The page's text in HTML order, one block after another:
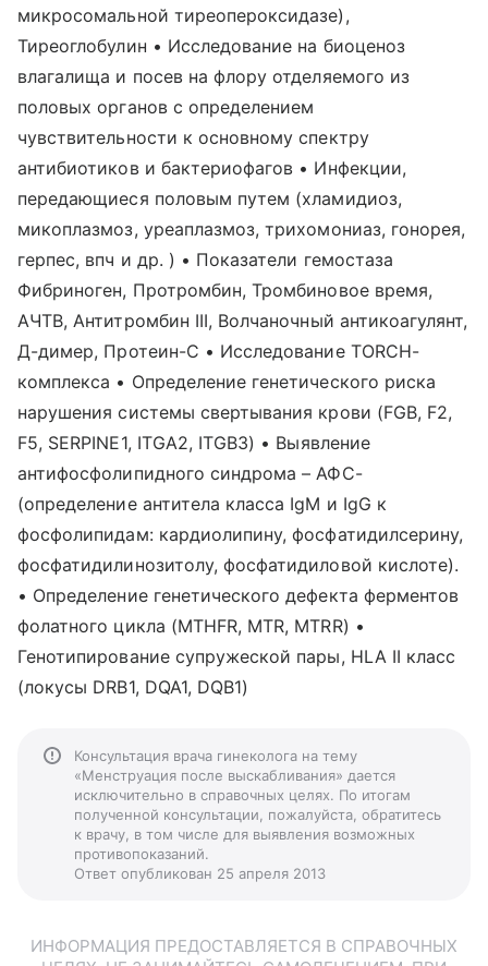
микросомальной тиреопероксидазе),
Тиреоглобулин • Исследование на биоценоз
влагалища и посев на флору отделяемого из
половых органов с определением
чувствительности к основному спектру
антибиотиков и бактериофагов • Инфекции,
передающиеся половым путем (хламидиоз,
микоплазмоз, уреаплазмоз, трихомониаз, гонорея,
герпес, впч и др. ) • Показатели гемостаза
Фибриноген, Протромбин, Тромбиновое время,
АЧТВ, Антитромбин III, Волчаночный антикоагулянт,
Д-димер, Протеин-С • Исследование TORCH-
комплекса • Определение генетического риска
нарушения системы свертывания крови (FGB, F2,
F5, SERPINE1, ITGA2, ITGB3) • Выявление
антифосфолипидного синдрома – АФС-
(определение антитела класса IgМ и IgG к
фосфолипидам: кардиолипину, фосфатидилсерину,
фосфатидилинозитолу, фосфатидиловой кислоте).
• Определение генетического дефекта ферментов
фолатного цикла (MTHFR, MTR, MTRR) •
Генотипирование супружеской пары, HLA II класс
(локусы DRB1, DQA1, DQB1)
Консультация врача гинеколога на тему
«Менструация после выскабливания» дается
исключительно в справочных целях. По итогам
полученной консультации, пожалуйста, обратитесь
к врачу, в том числе для выявления возможных
противопоказаний.
Ответ опубликован 25 апреля 2013
ИНФОРМАЦИЯ ПРЕДОСТАВЛЯЕТСЯ В СПРАВОЧНЫХ